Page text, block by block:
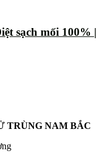
sạch mối 100% |
TRÙNG NAM BẮC